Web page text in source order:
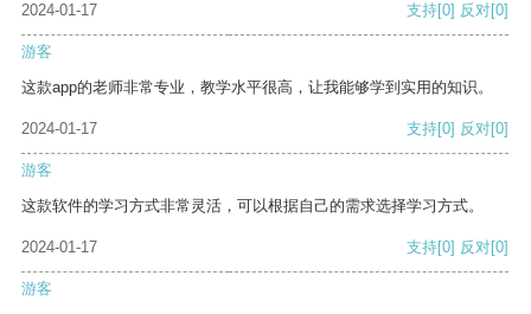
2024-01-17 支持[0] 反对[0]
游客
这款app的老师非常专业，教学水平很高，让我能够学到实用的知识。
2024-01-17 支持[0] 反对[0]
游客
这款软件的学习方式非常灵活，可以根据自己的需求选择学习方式。
2024-01-17 支持[0] 反对[0]
游客